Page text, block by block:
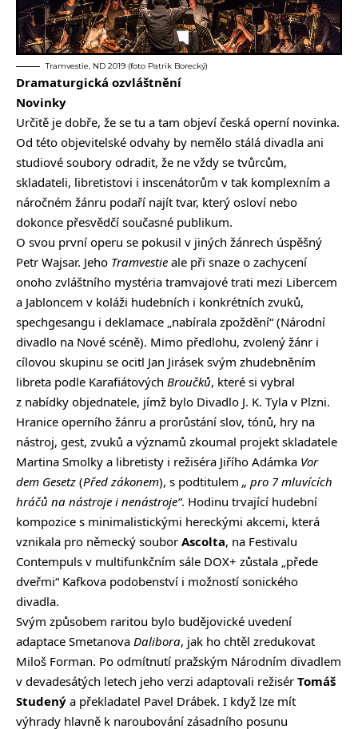
Tramvestie, ND 2019 (foto Patrik Borecký)
Dramaturgická ozvláštnění
Novinky
Určitě je dobře, že se tu a tam objeví česká operní novinka.
Od této objevitelské odvahy by nemělo stálá divadla ani
studiové soubory odradit, že ne vždy se tvůrcům,
skladateli, libretistovi i inscenátorům v tak komplexním a
náročném žánru podaří najít tvar, který osloví nebo
dokonce přesvědčí současné publikum.
O svou první operu se pokusil v jiných žánrech úspěšný
Petr Wajsar. Jeho Tramvestie ale při snaze o zachycení
onoho zvláštního mystéria tramvajové trati mezi Libercem
a Jabloncem v koláži hudebních i konkrétních zvuků,
spechgesangu i deklamace „nabírala zpoždění“ (Národní
divadlo na Nové scéně). Mimo předlohu, zvolený žánr i
cílovou skupinu se ocitl Jan Jirásek svým zhudebněním
libreta podle Karafiátových Broučků, které si vybral
z nabídky objednatele, jímž bylo Divadlo J. K. Tyla v Plzni.
Hranice operního žánru a prorůstání slov, tónů, hry na
nástroj, gest, zvuků a významů zkoumal projekt skladatele
Martina Smolky a libretisty i režiséra Jiřího Adámka Vor
dem Gesetz (Před zákonem), s podtitulem „ pro 7 mluvících
hráčů na nástroje i nenástroje“. Hodinu trvající hudební
kompozice s minimalistickými hereckými akcemi, která
vznikala pro německý soubor Ascolta, na Festivalu
Contempuls v multifunkčním sále DOX+ zůstala „přede
dveřmi“ Kafkova podobenství i možností sonického
divadla.
Svým způsobem raritou bylo budějovické uvedení
adaptace Smetanova Dalibora, jak ho chtěl zredukovat
Miloš Forman. Po odmítnutí pražským Národním divadlem
v devadesátých letech jeho verzi adaptovali režisér Tomáš
Studený a překladatel Pavel Drábek. I když lze mít
výhrady hlavně k naroubování zásadního posunu